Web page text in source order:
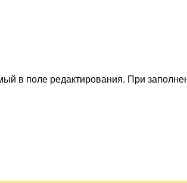
в поле редактирования. При